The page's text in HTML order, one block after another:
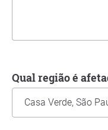
Qual região é